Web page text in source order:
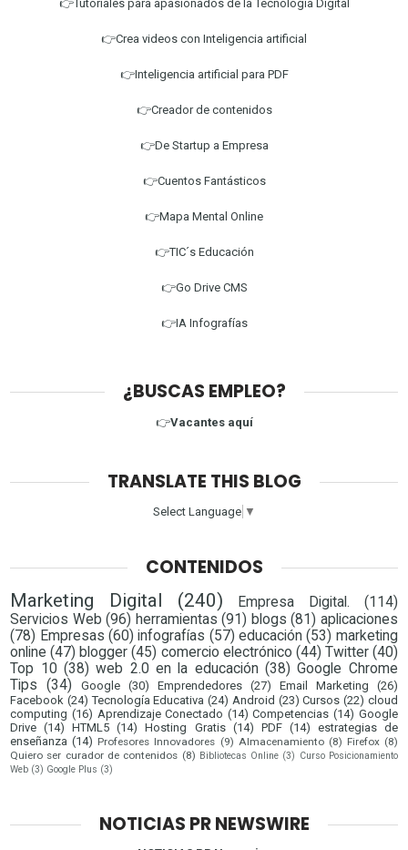
👉Tutoriales para apasionados de la Tecnología Digital
👉Crea videos con Inteligencia artificial
👉Inteligencia artificial para PDF
👉Creador de contenidos
👉De Startup a Empresa
👉Cuentos Fantásticos
👉Mapa Mental Online
👉TIC´s Educación
👉Go Drive CMS
👉IA Infografías
¿BUSCAS EMPLEO?
👉Vacantes aquí
TRANSLATE THIS BLOG
Select Language ▼
CONTENIDOS
Marketing Digital (240) Empresa Digital.
(114)
Servicios Web (96) herramientas (91) blogs (81) aplicaciones
(78) Empresas (60) infografías (57) educación (53) marketing
online (47) blogger (45) comercio electrónico (44) Twitter (40)
Top 10 (38) web 2.0 en la educación (38) Google Chrome
Tips
(34) Google (30) Emprendedores (27) Email Marketing
(26)
Facebook (24) Tecnología Educativa (24) Android (23) Cursos (22) cloud
computing (16) Aprendizaje Conectado (14) Competencias (14) Google
Drive (14) HTML5 (14) Hosting Gratis (14) PDF (14) estrategias de
enseñanza (14) Profesores Innovadores (9) Almacenamiento (8) Firefox (8)
Quiero ser curador de contenidos (8) Bibliotecas Online (3) Curso Posicionamiento
Web (3) Google Plus (3)
NOTICIAS PR NEWSWIRE